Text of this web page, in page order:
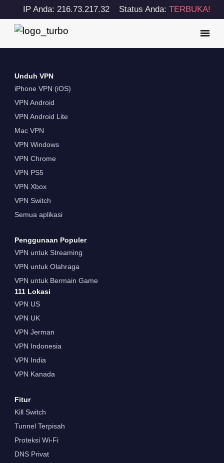
IP Anda: 216.73.217.32 Status Anda:TERBUKA!
Unduh VPN
iPhone VPN (iOS)
VPN Android
VPN Android Lite
Mac VPN
VPN Windows
VPN Chrome
VPN PS5
VPN Xbox
VPN Switch
Semua aplikasi
Penggunaan Populer
VPN untuk Streaming
VPN untuk Olahraga
VPN untuk Bermain Game
111 Lokasi
VPN US
VPN UK
VPN Jerman
VPN Indonesia
VPN India
VPN Kanada
Fitur
Kill Switch
Tunnel Terpisah
Proteksi Wi-Fi
DNS Privat